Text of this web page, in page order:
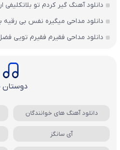
دانلود آهنگ گیر کردم تو بلاتکلیفی
دانلود مداحی میگیره نفس بی رقیه
دانلود مداحی فقیرم فقیرم تویی
دوستان
دانلود آهنگ های خوانندگان
آی سانگز